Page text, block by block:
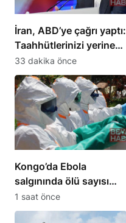
İran, ABD’ye çağrı yaptı:
Taahhütlerinizi yerine
getirin
33 dakika önce
Kongo’da Ebola
salgınında ölü sayısı
1801’e ulaştı
1 saat önce